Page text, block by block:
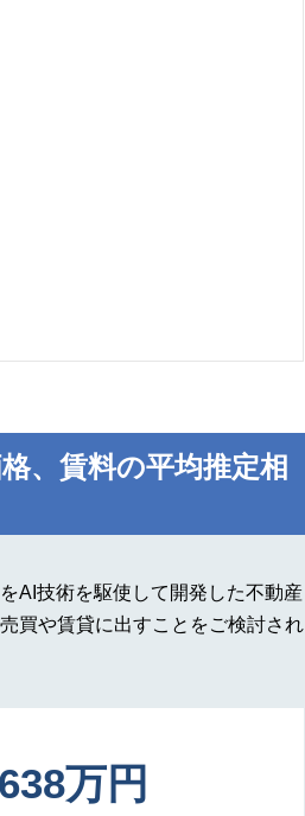
、賃料の平均推定相
AI技術を駆使して開発した不動産
買や賃貸に出すことをご検討され
万円